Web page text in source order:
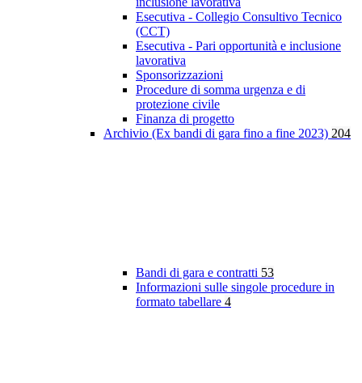
Esecutiva - Collegio Consultivo Tecnico
(CCT)
Esecutiva - Pari opportunità e inclusione
lavorativa
Sponsorizzazioni
Procedure di somma urgenza e di
protezione civile
Finanza di progetto
Archivio (Ex bandi di gara fino a fine 2023) 204
Bandi di gara e contratti 53
Informazioni sulle singole procedure in
formato tabellare 4